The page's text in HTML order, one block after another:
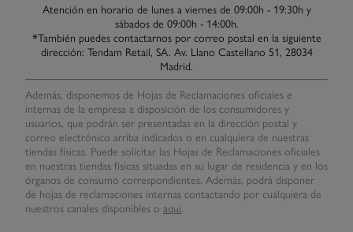
Atención en horario de lunes a viernes de 09:00h - 19:30h y
sábados de 09:00h - 14:00h.
*También puedes contactarnos por correo postal en la siguiente
dirección: Tendam Retail, SA. Av. Llano Castellano 51, 28034
Madrid.
Además, disponemos de Hojas de Reclamaciones oficiales e
internas de la empresa a disposición de los consumidores y
usuarios, que podrán ser presentadas en la dirección postal y
correo electrónico arriba indicados o en cualquiera de nuestras
tiendas físicas. Puede solicitar las Hojas de Reclamaciones oficiales
en nuestras tiendas físicas situadas en su lugar de residencia y en los
órganos de consumo correspondientes. Además, podrá disponer
de hojas de reclamaciones internas contactando por cualquiera de
nuestros canales disponibles o aquí.